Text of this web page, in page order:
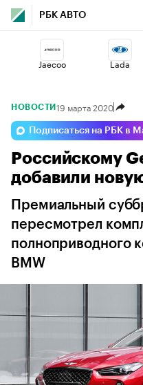
РБК АВТО
Jaecoo Lada
Geely Haval
Volga Omoda
НОВОСТИ 19 марта 2020
Подписаться на РБК в
Российскому
добавили
Премиальный
пересмотрел
полноприводного
BMW